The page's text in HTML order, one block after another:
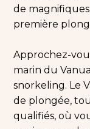
de
première
Approchez-
marin du
snorkeling. Le
de plongée,
qualifiés, où